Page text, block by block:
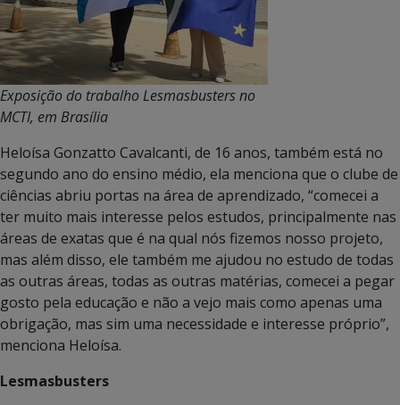
Exposição do trabalho Lesmasbusters no
MCTI, em Brasília
Heloísa Gonzatto Cavalcanti, de 16 anos, também está no
segundo ano do ensino médio, ela menciona que o clube de
ciências abriu portas na área de aprendizado, “comecei a
ter muito mais interesse pelos estudos, principalmente nas
áreas de exatas que é na qual nós fizemos nosso projeto,
mas além disso, ele também me ajudou no estudo de todas
as outras áreas, todas as outras matérias, comecei a pegar
gosto pela educação e não a vejo mais como apenas uma
obrigação, mas sim uma necessidade e interesse próprio”,
menciona Heloísa.
Lesmasbusters